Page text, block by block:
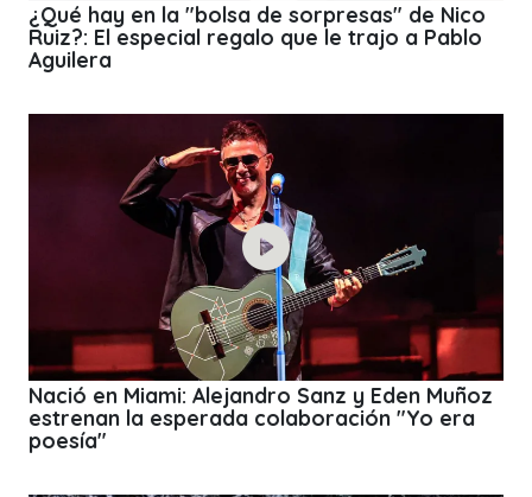
¿Qué hay en la "bolsa de sorpresas" de Nico
Ruiz?: El especial regalo que le trajo a Pablo
Aguilera
Nació en Miami: Alejandro Sanz y Eden Muñoz
estrenan la esperada colaboración "Yo era
poesía"